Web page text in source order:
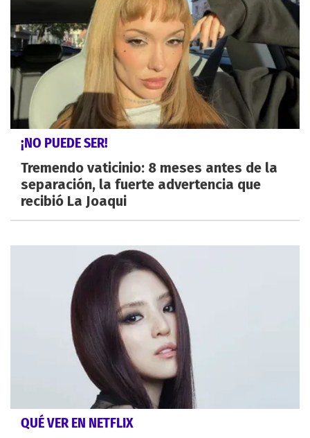
¡NO PUEDE SER!
Tremendo vaticinio: 8 meses antes de la
separación, la fuerte advertencia que
recibió La Joaqui
QUÉ VER EN NETFLIX